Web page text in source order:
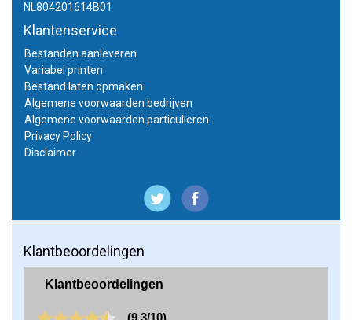
NL804201614B01
Klantenservice
Bestanden aanleveren
Variabel printen
Bestand laten opmaken
Algemene voorwaarden bedrijven
Algemene voorwaarden particulieren
Privacy Policy
Disclaimer
Klantbeoordelingen